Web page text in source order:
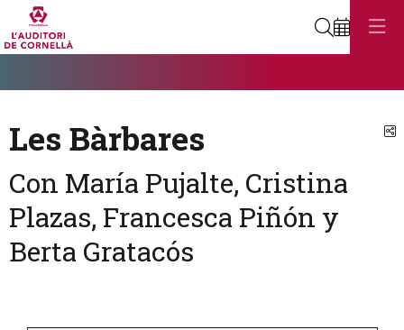
Buscar
Les Bàrbares
Con María Pujalte, Cristina
Plazas, Francesca Piñón y
Berta Gratacós